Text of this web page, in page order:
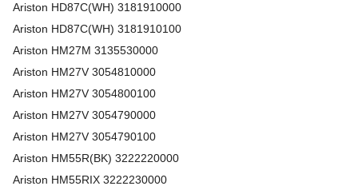
Ariston HD87C(WH) 3181910000
Ariston HD87C(WH) 3181910100
Ariston HM27M 3135530000
Ariston HM27V 3054810000
Ariston HM27V 3054800100
Ariston HM27V 3054790000
Ariston HM27V 3054790100
Ariston HM55R(BK) 3222220000
Ariston HM55RIX 3222230000